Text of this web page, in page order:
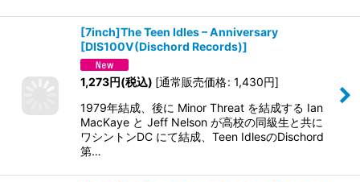
[7inch]The Teen Idles – Anniversary
[DIS100V(Dischord Records)]
1,273円(税込) [通常販売価格: 1,430円]
1979年結成、後に Minor Threat を結成する Ian
MacKaye と Jeff Nelson が高校の同級生と共に
ワシントンDC にて結成、Teen IdlesのDischord
第…